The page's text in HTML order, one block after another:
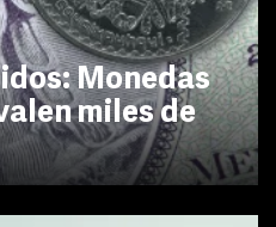
Monedas
miles de